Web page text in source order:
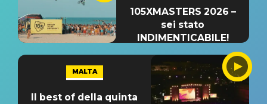
105XMASTERS 2026 –
sei stato
INDIMENTICABILE!
MALTA
Il best of della quinta